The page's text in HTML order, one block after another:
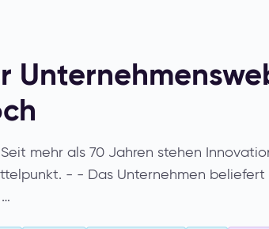
mehr als 70 Jahren stehen
- - Das Unternehmen